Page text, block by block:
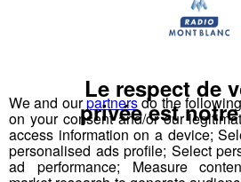
//
22h : Voies Féminines
Dimanche 10 mars//
7h30 : Fresh yoga
We and ourpartnersdo the
on your consent and/or our
access information on a device;
personalised ads profile; Select
ad performance; Measure
Le respect de
privée est